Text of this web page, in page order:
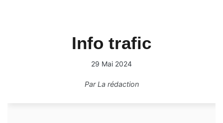
Info trafic
29 Mai 2024
ParLa rédaction